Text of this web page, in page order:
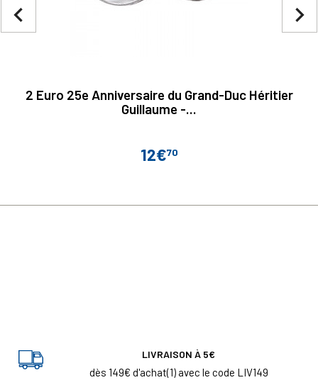
2 Euro 25e Anniversaire du Grand-Duc Héritier
Guillaume -...
Prix
12€70
navigate_next
navigate_before
LIVRAISON À 5€
dès 149€ d'achat(1) avec le code LIV149